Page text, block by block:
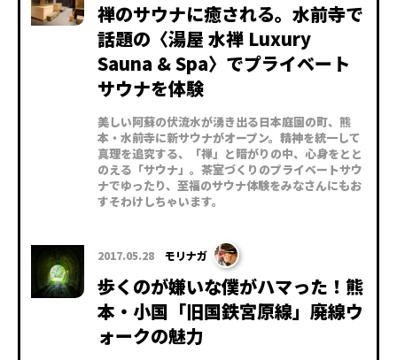
禅のサウナに癒される。水前寺で
話題の〈湯屋 水禅 Luxury
Sauna & Spa〉でプライベート
サウナを体験
美しい阿蘇の伏流水が湧き出る日本庭園の町、熊
本・水前寺に新サウナがオープン。精神を統一して
真理を追究する、「禅」と暗がりの中、心身をとと
のえる「サウナ」。茶室づくりのプライベートサウ
ナでゆったり、至福のサウナ体験をみなさんにもお
すそわけしちゃいます。
2017.05.28 モリナガ
歩くのが嫌いな僕がハマった！熊
本・小国「旧国鉄宮原線」廃線ウ
ォークの魅力